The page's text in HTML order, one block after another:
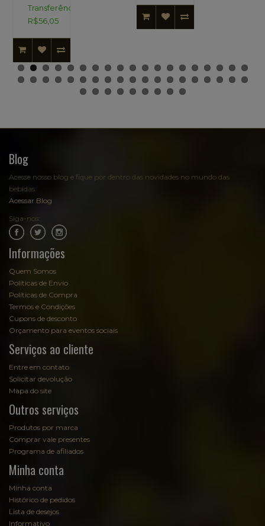
Transferência:
R$56,05
Blog
Acesse nosso blog e fique por dentro das novidades no mundo das
bebidas:
Acessar Blog
Siga-nos:
Informações
Quem Somos
Políticas de Envio
Políticas de Compra
Termos e Condições
Cupons de desconto
Orçamento para eventos sociais
Serviços ao cliente
Entre em contato
Solicitar devolução
Mapa do site
Outros serviços
Produtos por marca
Comprar vale presentes
Programa de afiliados
Minha conta
Minha conta
Histórico de pedidos
Lista de desejos
Informativo